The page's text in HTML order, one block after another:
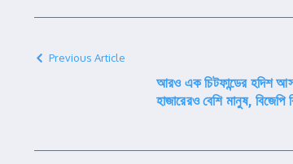
Previous Article
আরও এক চিটফান্ডের হদিশ
হাজারেরও বেশি মানুষ,